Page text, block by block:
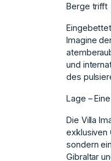
Berge trifft
Imagine
und
des
Lage –
Die Villa
exklusiven
sondern
Gibraltar